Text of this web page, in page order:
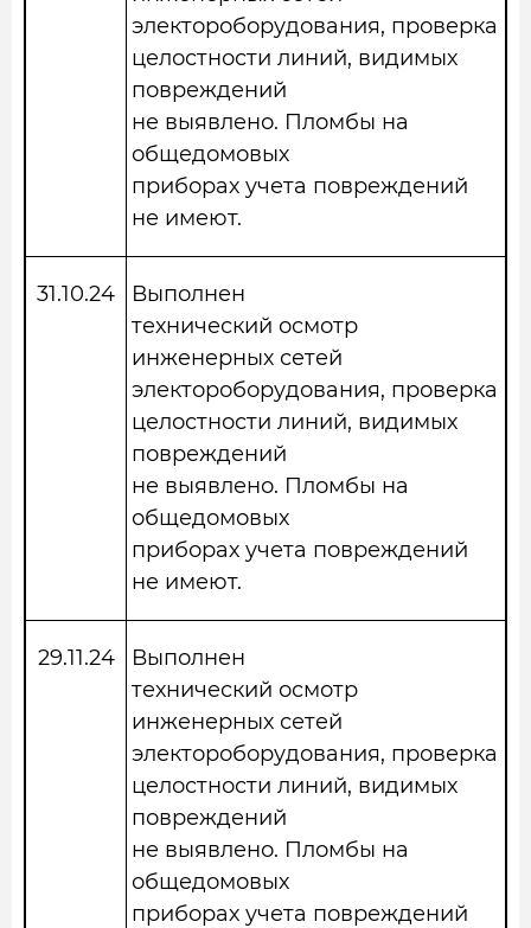
электороборудования, проверка
целостности линий, видимых
повреждений
не выявлено. Пломбы на
общедомовых
приборах учета повреждений
не имеют.
31.10.24
Выполнен
технический осмотр
инженерных сетей
электороборудования, проверка
целостности линий, видимых
повреждений
не выявлено. Пломбы на
общедомовых
приборах учета повреждений
не имеют.
29.11.24
Выполнен
технический осмотр
инженерных сетей
электороборудования, проверка
целостности линий, видимых
повреждений
не выявлено. Пломбы на
общедомовых
приборах учета повреждений